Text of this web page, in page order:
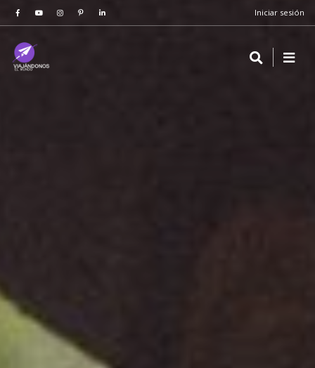
Iniciar sesión